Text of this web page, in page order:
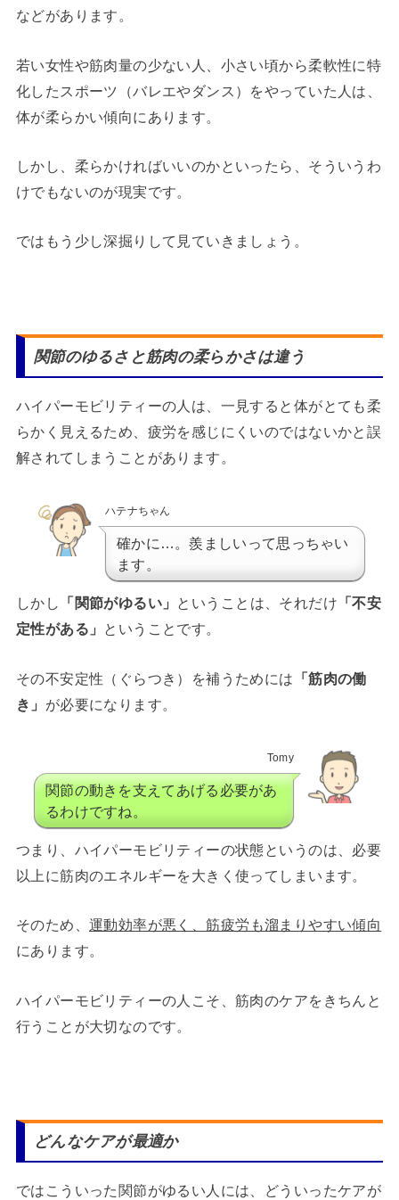
などがあります。
若い女性や筋肉量の少ない人、小さい頃から柔軟性に特
化したスポーツ（バレエやダンス）をやっていた人は、
体が柔らかい傾向にあります。
しかし、柔らかければいいのかといったら、そういうわ
けでもないのが現実です。
ではもう少し深掘りして見ていきましょう。
関節のゆるさと筋肉の柔らかさは違う
ハイパーモビリティーの人は、一見すると体がとても柔
らかく見えるため、疲労を感じにくいのではないかと誤
解されてしまうことがあります。
ハテナちゃん
確かに…。羨ましいって思っちゃい
ます。
しかし 「関節がゆるい」 ということは、それだけ 「不安
定性がある」 ということです。
その不安定性（ぐらつき）を補うためには 「筋肉の働
き」 が必要になります。
Tomy
関節の動きを支えてあげる必要があ
るわけですね。
つまり、ハイパーモビリティーの状態というのは、必要
以上に筋肉のエネルギーを大きく使ってしまいます。
そのため、 運動効率が悪く、筋疲労も溜まりやすい傾向
にあります。
ハイパーモビリティーの人こそ、筋肉のケアをきちんと
行うことが大切なのです。
どんなケアが最適か
ではこういった関節がゆるい人には、どういったケアが